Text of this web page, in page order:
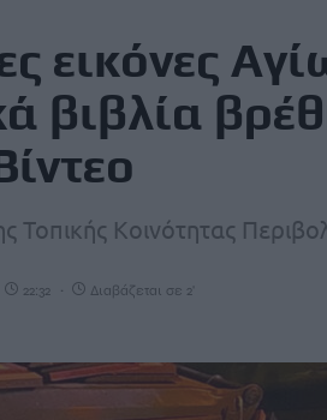
εικόνες
βιβλία
Τοπικής Κοινότητας
22:32 Διαβάζεται σε 2'